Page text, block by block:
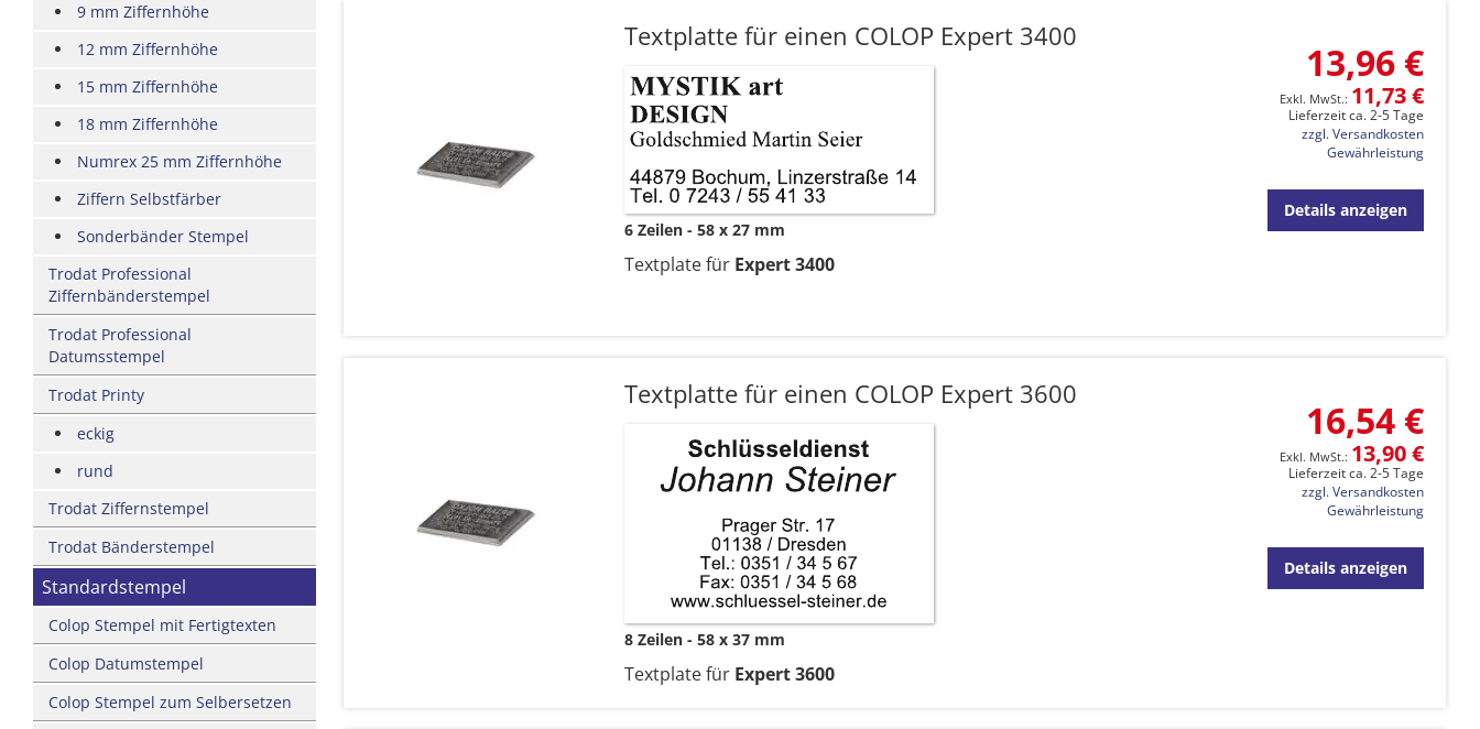
Textplatte für einen COLOP Expert 3400
6 Zeilen 58 x 27 mm
Textplate für Expert 3400
13,96 €
11,73 €
Lieferzeit ca. 2-5 Tage
zzgl. Versandkosten
Gewährleistung
Details anzeigen
Textplatte für einen COLOP Expert 3600
8 Zeilen 58 x 37 mm
Textplate für Expert 3600
16,54 €
13,90 €
Lieferzeit ca. 2-5 Tage
zzgl. Versandkosten
Gewährleistung
Details anzeigen
9 mm Ziffernhöhe
12 mm Ziffernhöhe
15 mm Ziffernhöhe
18 mm Ziffernhöhe
Numrex 25 mm Ziffernhöhe
Ziffern Selbstfärber
Sonderbänder Stempel
Trodat Professional
Ziffernbänderstempel
Trodat Professional
Datumsstempel
Trodat Printy
eckig
rund
Trodat Ziffernstempel
Trodat Bänderstempel
Standardstempel
Colop Stempel mit Fertigtexten
Colop Datumstempel
Colop Stempel zum Selbersetzen